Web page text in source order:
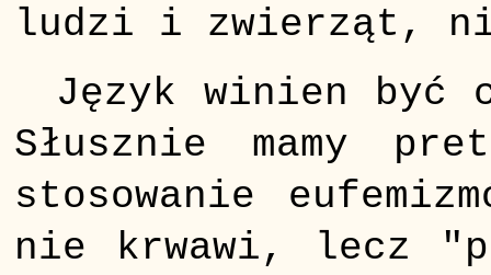
ludzi i zwierząt,
Język winien być
Słusznie mamy
stosowanie
nie krwawi, lecz